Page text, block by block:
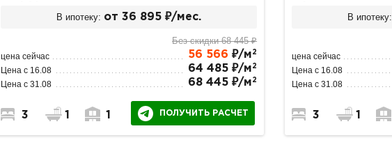
В ипотеку: от 36 895 ₽/мес.
Без скидки 68 445 ₽
цена сейчас 56 566 ₽/м 2
Цена с 16.08 64 485 ₽/м 2
Цена с 31.08 68 445 ₽/м 2
3 1 1 ПОЛУЧИТЬ РАСЧЕТ
В ипотеку:
цена сейчас
Цена с 16.08
Цена с 31.08
3 1